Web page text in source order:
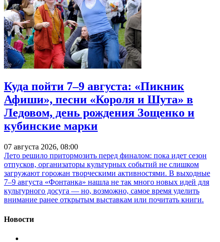
Куда пойти 7–9 августа: «Пикник
Афиши», песни «Короля и Шута» в
Ледовом, день рождения Зощенко и
кубинские марки
07 августа 2026, 08:00
Лето решило притормозить перед финалом: пока идет сезон
отпусков, организаторы культурных событий не слишком
загружают горожан творческими активностями. В выходные
7–9 августа «Фонтанка» нашла не так много новых идей для
культурного досуга — но, возможно, самое время уделить
внимание ранее открытым выставкам или почитать книги.
Новости